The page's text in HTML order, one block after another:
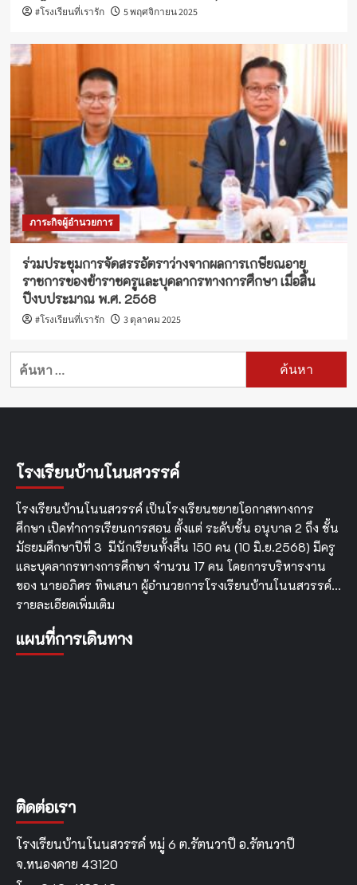
#โรงเรียนที่เรารัก 5 พฤศจิกายน 2025
ภาระกิจผู้อำนวยการ
ร่วมประชุมการจัดสรรอัตราว่างจากผลการเกษียณอายุ
ราชการของข้าราชครูและบุคลากรทางการศึกษา เมื่อสิ้น
ปีงบประมาณ พ.ศ. 2568
#โรงเรียนที่เรารัก 3 ตุลาคม 2025
ค้นหา
สำหรับ:
โรงเรียนบ้านโนนสวรรค์
โรงเรียนบ้านโนนสวรรค์ เป็นโรงเรียนขยายโอกาสทางการ
ศึกษา เปิดทำการเรียนการสอน ตั้งแต่ ระดับชั้น อนุบาล 2 ถึง ชั้น
มัธยมศึกษาปีที่ 3 มีนักเรียนทั้งสิ้น 150 คน (10 มิ.ย.2568) มีครู
และบุคลากรทางการศึกษา จำนวน 17 คน โดยการบริหารงาน
ของ นายอภิศร ทิพเสนา ผู้อำนวยการโรงเรียนบ้านโนนสวรรค์…
รายละเอียดเพิ่มเติม
แผนที่การเดินทาง
ติดต่อเรา
โรงเรียนบ้านโนนสวรรค์ หมู่ 6 ต.รัตนวาปี อ.รัตนวาปี
จ.หนองคาย 43120